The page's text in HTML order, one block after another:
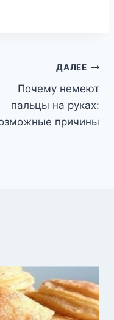
ДАЛЕЕ
Почему немеют
пальцы на руках:
причины